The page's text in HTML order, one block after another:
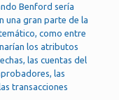
Benford sería
una gran parte de la
como entre
los atributos
las cuentas del
las
transacciones